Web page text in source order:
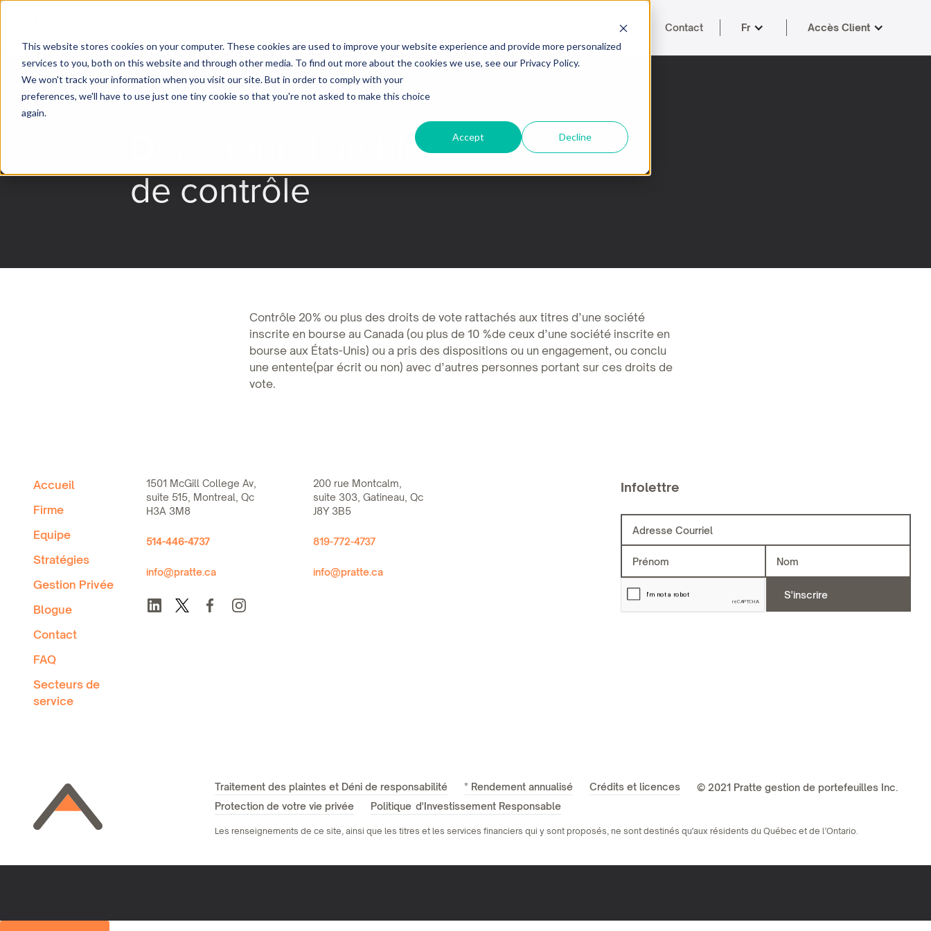
This website stores cookies on your computer. These cookies are used to improve your website experience and provide more personalized
services to you, both on this website and through other media. To find out more about the cookies we use, see our Privacy Policy.
We won't track your information when you visit our site. But in order to comply with your
preferences, we'll have to use just one tiny cookie so that you're not asked to make this choice
again.
Accept Decline
Blogue Contact Fr Accès Client
Détenteur d’un bloc
de contrôle
Contrôle 20% ou plus des droits de vote rattachés aux titres d’une société
inscrite en bourse au Canada (ou plus de 10 %de ceux d’une société inscrite en
bourse aux États-Unis) ou a pris des dispositions ou un engagement, ou conclu
une entente(par écrit ou non) avec d’autres personnes portant sur ces droits de
vote.
Accueil
Firme
Equipe
Stratégies
Gestion Privée
Blogue
Contact
FAQ
Secteurs de
service
1501 McGill College Av,
suite 515, Montreal, Qc
H3A 3M8
514-446-4737
info@pratte.ca
200 rue Montcalm,
suite 303, Gatineau, Qc
J8Y 3B5
819-772-4737
info@pratte.ca
Infolettre
Traitement des plaintes et Déni de responsabilité * Rendement annualisé Crédits et licences
© 2021 Pratte gestion de portefeuilles Inc.
Protection de votre vie privée
Politique d'Investissement Responsable
Les renseignements de ce site, ainsi que les titres et les services financiers qui y sont proposés, ne sont destinés qu'aux résidents du Québec et de l’Ontario.